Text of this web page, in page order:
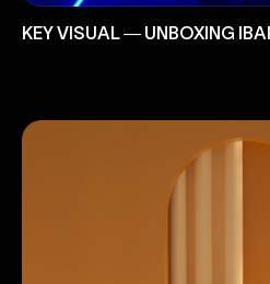
KEY VISUAL ― UNBOXING IBAI